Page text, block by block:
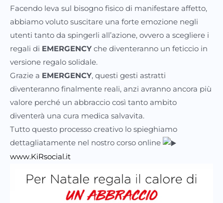
Facendo leva sul bisogno fisico di manifestare affetto,
abbiamo voluto suscitare una forte emozione negli
utenti tanto da spingerli all’azione, ovvero a scegliere i
regali di EMERGENCY che diventeranno un feticcio in
versione regalo solidale.
Grazie a EMERGENCY, questi gesti astratti
diventeranno finalmente reali, anzi avranno ancora più
valore perché un abbraccio così tanto ambito
diventerà una cura medica salvavita.
Tutto questo processo creativo lo spieghiamo
dettagliatamente nel nostro corso online
www.KiRsocial.it